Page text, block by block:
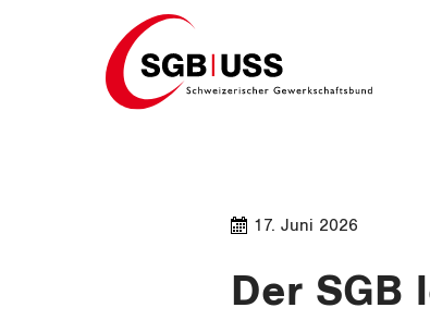
Home
17. Juni 2026
Der